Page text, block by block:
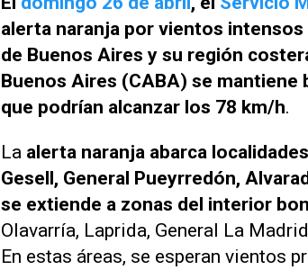
alerta naranja por vientos
de Buenos Aires y su región
Buenos Aires (CABA) se mantiene
que podrían alcanzar los 78 km/h.
La alerta naranja abarca
Gesell, General Pueyrredón,
se extiende a zonas del interior
Olavarría, Laprida, General La
En estas áreas, se esperan vientos